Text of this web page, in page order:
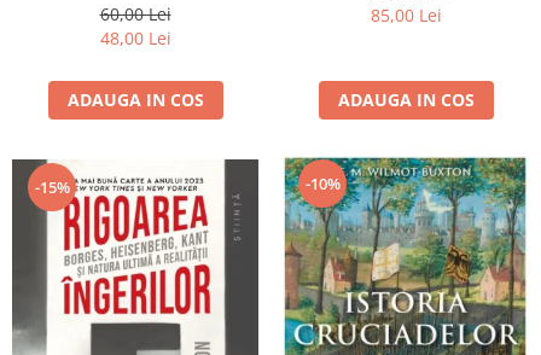
60,00 Lei
48,00 Lei
ADAUGA IN COS
85,00 Lei
ADAUGA IN COS
-15% -10%